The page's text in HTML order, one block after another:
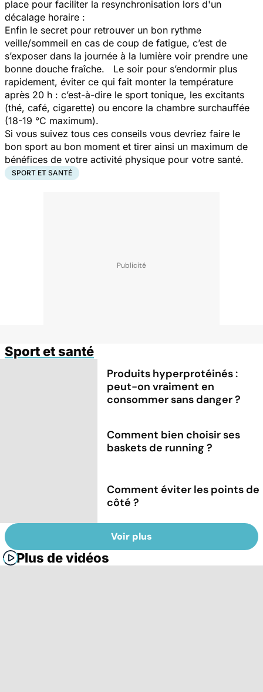
place pour faciliter la resynchronisation lors d'un
décalage horaire :
Enfin le secret pour retrouver un bon rythme
veille/sommeil en cas de coup de fatigue, c’est de
s’exposer dans la journée à la lumière voir prendre une
bonne douche fraîche. Le soir pour s’endormir plus
rapidement, éviter ce qui fait monter la température
après 20 h : c’est-à-dire le sport tonique, les excitants
(thé, café, cigarette) ou encore la chambre surchauffée
(18-19 °C maximum).
Si vous suivez tous ces conseils vous devriez faire le
bon sport au bon moment et tirer ainsi un maximum de
bénéfices de votre activité physique pour votre santé.
SPORT ET SANTÉ
Sport et santé
Produits hyperprotéinés :
peut-on vraiment en
consommer sans danger ?
Comment bien choisir ses
baskets de running ?
Comment éviter les points de
côté ?
Voir plus
Plus de vidéos